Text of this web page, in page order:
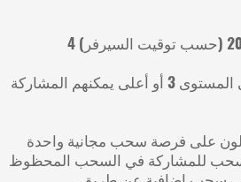
اللاعبون الذين وصلوا إلى المستوى 3 أو أعلى يمكنهم المشاركة